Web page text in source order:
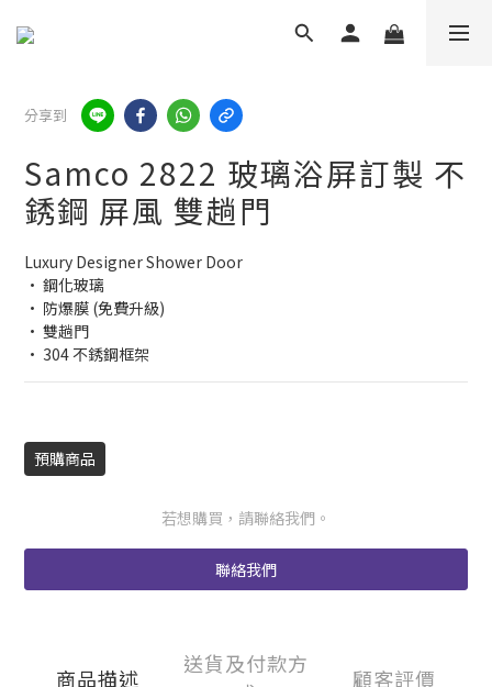
分享到
Samco 2822 玻璃浴屏訂製 不
銹鋼 屏風 雙趟門
Luxury Designer Shower Door
• 鋼化玻璃
• 防爆膜 (免費升級)
• 雙趟門
• 304 不銹鋼框架
預購商品
若想購買，請聯絡我們。
聯絡我們
商品描述
送貨及付款方
顧客評價